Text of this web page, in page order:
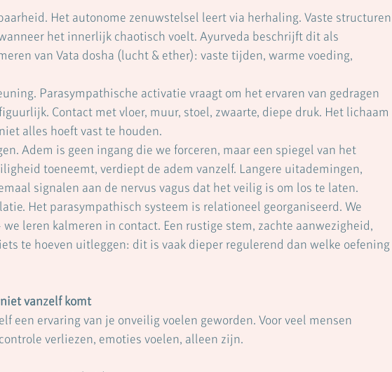
Het autonome zenuwstelsel leert via herhaling. Vaste structuren
het innerlijk chaotisch voelt. Ayurveda beschrijft dit als
van Vata dosha (lucht & ether): vaste tijden, warme voeding,
Parasympathische activatie vraagt om het ervaren van gedragen
Contact met vloer, muur, stoel, zwaarte, diepe druk. Het lichaam
alles hoeft vast te houden.
Adem is geen ingang die we forceren, maar een spiegel van het
toeneemt, verdiept de adem vanzelf. Langere uitademingen,
signalen aan de nervus vagus dat het veilig is om los te laten.
Het parasympathisch systeem is relationeel georganiseerd. We
leren kalmeren in contact. Een rustige stem, zachte aanwezigheid,
te hoeven uitleggen: dit is vaak dieper regulerend dan welke oefening
vanzelf komt
een ervaring van je onveilig voelen geworden. Voor veel mensen
verliezen, emoties voelen, alleen zijn.